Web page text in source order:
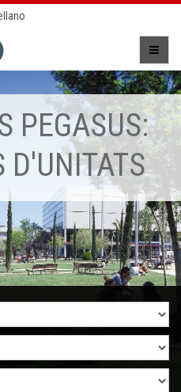
PEGASUS:
D'UNITATS